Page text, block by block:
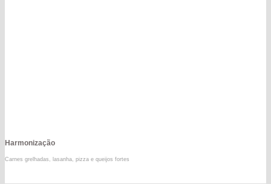
Harmonização
Carnes grelhadas, lasanha, pizza e queijos fortes